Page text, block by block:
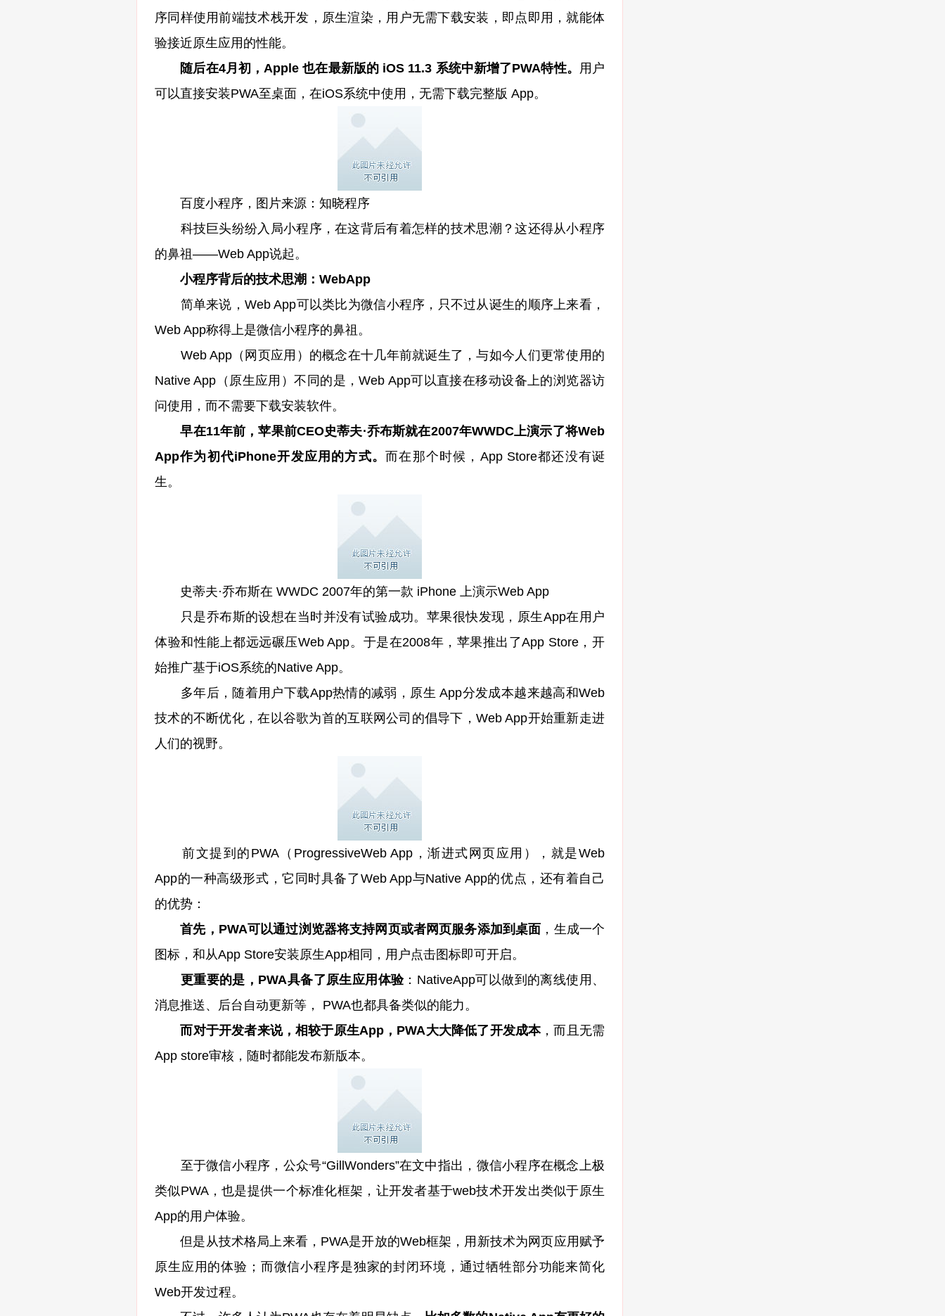
序同样使用前端技术栈开发，原生渲染，用户无需下载安装，即点即用，就能体
验接近原生应用的性能。
随后在4月初，Apple 也在最新版的 iOS 11.3 系统中新增了PWA特性。 用户
可以直接安装PWA至桌面，在iOS系统中使用，无需下载完整版 App。
百度小程序，图片来源：知晓程序
科技巨头纷纷入局小程序，在这背后有着怎样的技术思潮？这还得从小程序
的鼻祖——Web App说起。
小程序背后的技术思潮： WebApp
简单来说，Web App可以类比为微信小程序，只不过从诞生的顺序上来看，
Web App称得上是微信小程序的鼻祖。
Web App（网页应用）的概念在十几年前就诞生了，与如今人们更常使用的
Native App（原生应用）不同的是，Web App可以直接在移动设备上的浏览器访
问使用，而不需要下载安装软件。
早在11年前，苹果前CEO史蒂夫·乔布斯就在2007年WWDC上演示了将Web
App作为初代iPhone开发应用的方式。而在那个时候，App Store都还没有诞
生。
史蒂夫·乔布斯在 WWDC 2007年的第一款 iPhone 上演示Web App
只是乔布斯的设想在当时并没有试验成功。苹果很快发现，原生App在用户
体验和性能上都远远碾压Web App。于是在2008年，苹果推出了App Store，开
始推广基于iOS系统的Native App。
多年后，随着用户下载App热情的减弱，原生 App分发成本越来越高和Web
技术的不断优化，在以谷歌为首的互联网公司的倡导下，Web App开始重新走进
人们的视野。
前文提到的PWA（ProgressiveWeb App，渐进式网页应用），就是Web
App的一种高级形式，它同时具备了Web App与Native App的优点，还有着自己
的优势：
首先，PWA可以通过浏览器将支持网页或者网页服务添加到桌面 ，生成一个
图标，和从App Store安装原生App相同，用户点击图标即可开启。
更重要的是，PWA具备了原生应用体验：NativeApp可以做到的离线使用、
消息推送、后台自动更新等， PWA也都具备类似的能力。
而对于开发者来说，相较于原生App，PWA大大降低了开发成本，而且无需
App store审核，随时都能发布新版本。
至于微信小程序，公众号“GillWonders”在文中指出，微信小程序在概念上极
类似PWA，也是提供一个标准化框架，让开发者基于web技术开发出类似于原生
App的用户体验。
但是从技术格局上来看，PWA是开放的Web框架，用新技术为网页应用赋予
原生应用的体验；而微信小程序是独家的封闭环境，通过牺牲部分功能来简化
Web开发过程。